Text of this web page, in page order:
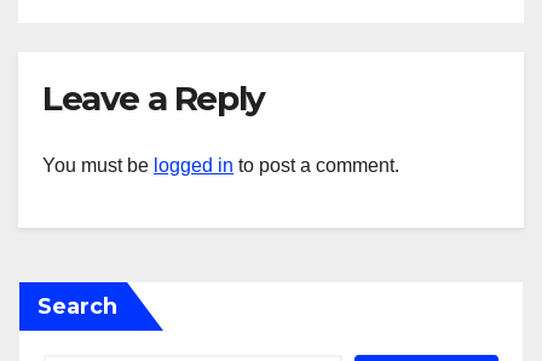
Leave a Reply
You must be logged in to post a comment.
Search